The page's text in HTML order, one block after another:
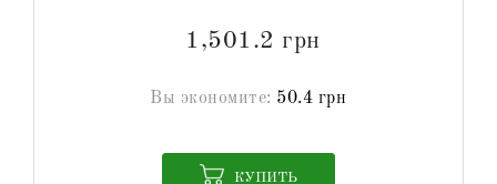
1,501.2 грн
Вы экономите: 50.4 грн